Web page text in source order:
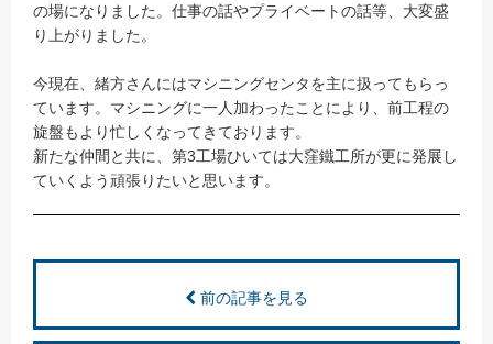
の場になりました。仕事の話やプライベートの話等、大変盛
り上がりました。
今現在、緒方さんにはマシニングセンタを主に扱ってもらっ
ています。マシニングに一人加わったことにより、前工程の
旋盤もより忙しくなってきております。
新たな仲間と共に、第3工場ひいては大窪鐵工所が更に発展し
ていくよう頑張りたいと思います。
前の記事を見る